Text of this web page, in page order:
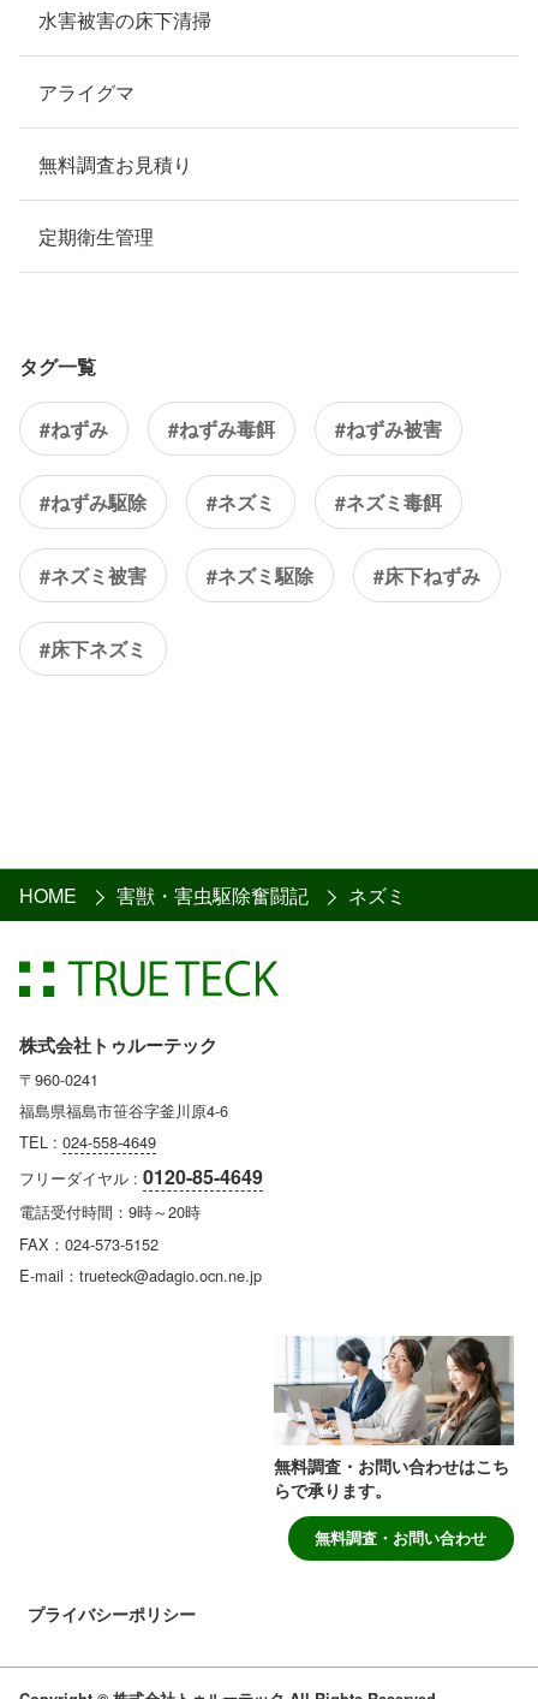
水害被害の床下清掃
アライグマ
無料調査お見積り
定期衛生管理
タグ一覧
#ねずみ #ねずみ毒餌 #ねずみ被害
#ねずみ駆除 #ネズミ #ネズミ毒餌
#ネズミ被害 #ネズミ駆除 #床下ねずみ
#床下ネズミ
HOME 害獣・害虫駆除奮闘記 ネズミ
株式会社トゥルーテック
〒960-0241
福島県福島市笹谷字釜川原4-6
TEL : 024-558-4649
フリーダイヤル : 0120-85-4649
電話受付時間：9時～20時
FAX：024-573-5152
E-mail：trueteck@adagio.ocn.ne.jp
無料調査・お問い合わせはこち
らで承ります。
無料調査・お問い合わせ
プライバシーポリシー